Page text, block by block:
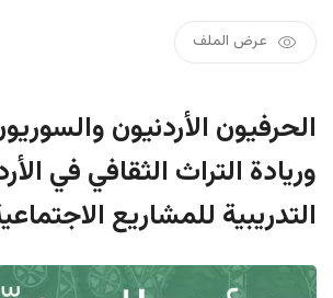
عرض الملف
الحرفيون الأردنيون
وريادة التراث الثقافي في
التدريبية للمشاريع